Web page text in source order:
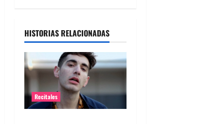
c
i
ó
n
d
HISTORIAS RELACIONADAS
Recitales